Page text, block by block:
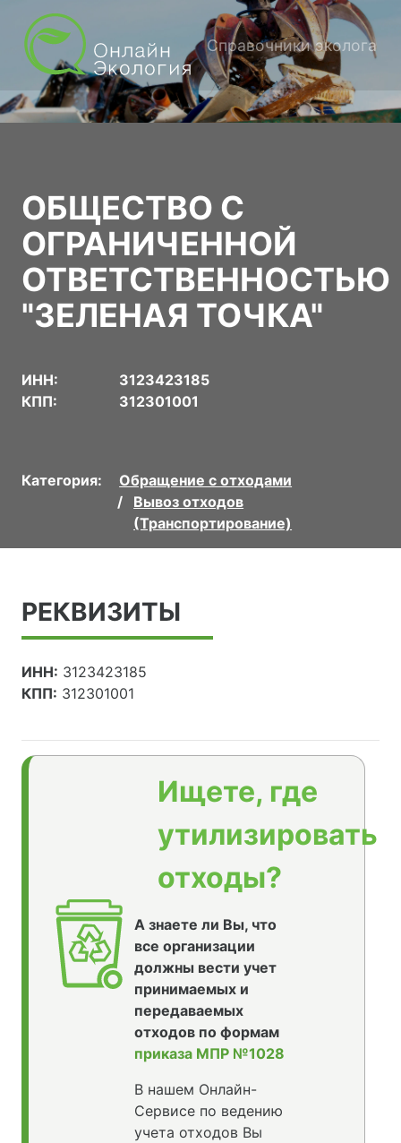
Справочники эколога
ОБЩЕСТВО С
ОГРАНИЧЕННОЙ
ОТВЕТСТВЕННОСТЬЮ
"ЗЕЛЕНАЯ ТОЧКА"
ИНН:
3123423185
КПП:
312301001
Категория:
Обращение с отходами
Вывоз отходов
(Транспортирование)
РЕКВИЗИТЫ
ИНН: 3123423185
КПП: 312301001
Ищете, где
утилизировать
отходы?
А знаете ли Вы, что
все организации
должны вести учет
принимаемых и
передаваемых
отходов по формам
приказа МПР №1028
В нашем Онлайн-
Сервисе по ведению
учета отходов Вы